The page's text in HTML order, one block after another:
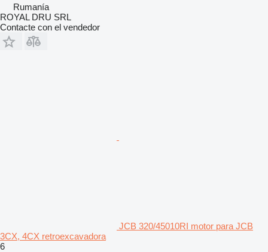
Rumanía
ROYAL DRU SRL
Contacte con el vendedor
JCB 320/45010RI motor para JCB
3CX, 4CX retroexcavadora
6